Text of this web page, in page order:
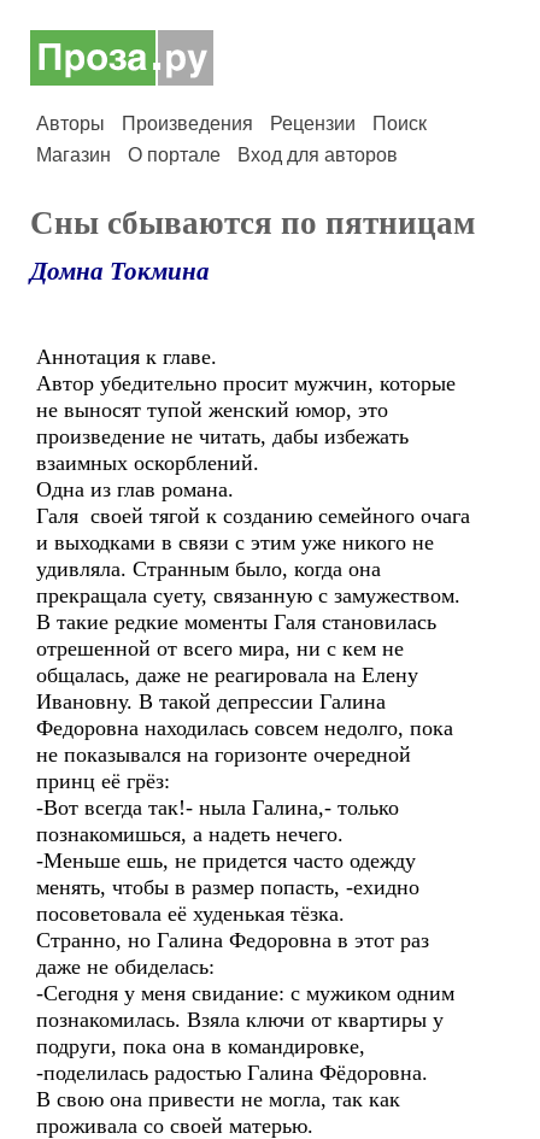
Авторы Произведения Рецензии
Поиск
Магазин
О портале Вход для авторов
Сны сбываются по пятницам
Домна Токмина
Аннотация к главе.
Автор убедительно просит мужчин, которые
не выносят тупой женский юмор, это
произведение не читать, дабы избежать
взаимных оскорблений.
Одна из глав романа.
Галя своей тягой к созданию семейного очага
и выходками в связи с этим уже никого не
удивляла. Странным было, когда она
прекращала суету, связанную с замужеством.
В такие редкие моменты Галя становилась
отрешенной от всего мира, ни с кем не
общалась, даже не реагировала на Елену
Ивановну. В такой депрессии Галина
Федоровна находилась совсем недолго, пока
не показывался на горизонте очередной
принц её грёз:
-Вот всегда так!- ныла Галина,- только
познакомишься, а надеть нечего.
-Меньше ешь, не придется часто одежду
менять, чтобы в размер попасть, -ехидно
посоветовала её худенькая тёзка.
Странно, но Галина Федоровна в этот раз
даже не обиделась:
-Сегодня у меня свидание: с мужиком одним
познакомилась. Взяла ключи от квартиры у
подруги, пока она в командировке,
-поделилась радостью Галина Фёдоровна.
В свою она привести не могла, так как
проживала со своей матерью.